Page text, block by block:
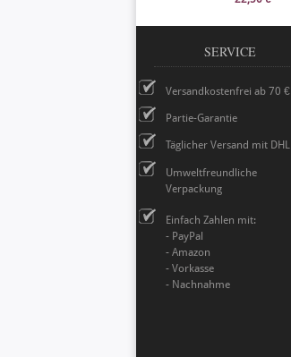
SERVICE
Versandkostenfrei ab 70 €
Partie-Garantie
Täglicher Versand mit DHL
Umweltfreundliche
Verpackung
Einfach Zahlen mit:
- PayPal
- Amazon
- Vorkasse
- Nachnahme